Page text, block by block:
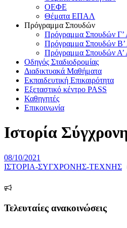
ΟΕΦΕ
Θέματα ΕΠΑΛ
Πρόγραμμα Σπουδών
Πρόγραμμα Σπουδών Γ’
Πρόγραμμα Σπουδών Β’
Πρόγραμμα Σπουδών Α’
Οδηγός Σταδιοδρομίας
Διαδικτυακά Μαθήματα
Εκπαιδευτική Επικαιρότητα
Εξεταστικό κέντρο PASS
Καθηγητές
Επικοινωνία
Ιστορία
Δημοσιεύτηκε
την
08/10/2021
ΙΣΤΟΡΙΑ-ΣΥΓΧΡΟΝΗΣ-ΤΕΧΝΗΣ
Τελευταίες ανακοινώσεις